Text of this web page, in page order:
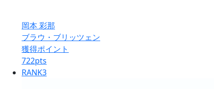
岡本 彩那
ブラウ・ブリッツェン
獲得ポイント
722pts
RANK3